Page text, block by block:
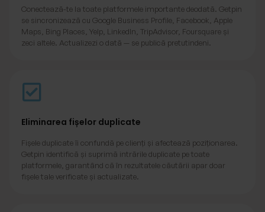
Conectează-te la toate platformele importante deodată. Getpin
se sincronizează cu Google Business Profile, Facebook, Apple
Maps, Bing Places, Yelp, LinkedIn, TripAdvisor, Foursquare și
zeci altele. Actualizezi o dată — se publică pretutindeni.
Eliminarea fișelor duplicate
Fișele duplicate îi confundă pe clienți și afectează poziționarea.
Getpin identifică și suprimă intrările duplicate pe toate
platformele, garantând că în rezultatele căutării apar doar
fișele tale verificate și actualizate.